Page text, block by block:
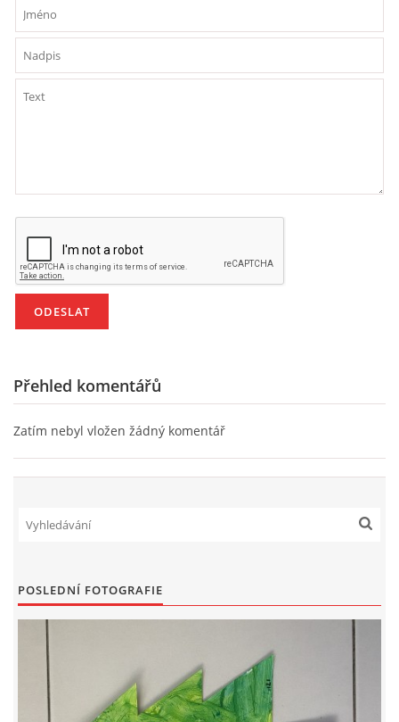
PÍSNĚ K TÉMATU PODZIM
PÍSNĚ K TÉMATU ZIMA
BÁSNĚ K TÉMATU ZIMA
POHYBOVÉ AKTIVITY NA TÉMA ZIMA
MONTESSORI AKTIVITA
KALENDÁŘ PRO DĚTI
STÁTNÍ SVÁTKY
Přehled komentářů
Zatím nebyl vložen žádný komentář
POSLEDNÍ FOTOGRAFIE